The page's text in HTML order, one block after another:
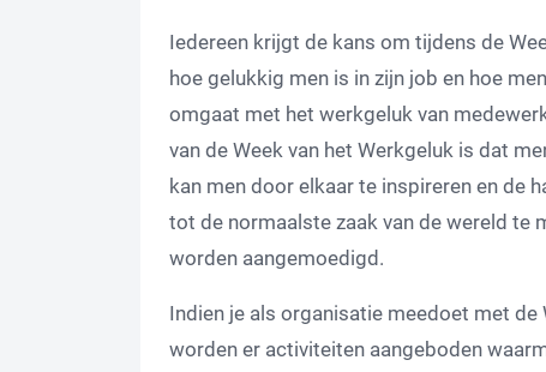
Iedereen krijgt de kans om tijdens de
hoe gelukkig men is in zijn job en hoe
omgaat met het werkgeluk van
van de Week van het Werkgeluk is dat
kan men door elkaar te inspireren en de
tot de normaalste zaak van de wereld te
worden aangemoedigd.
Indien je als organisatie meedoet met de
worden er activiteiten aangeboden